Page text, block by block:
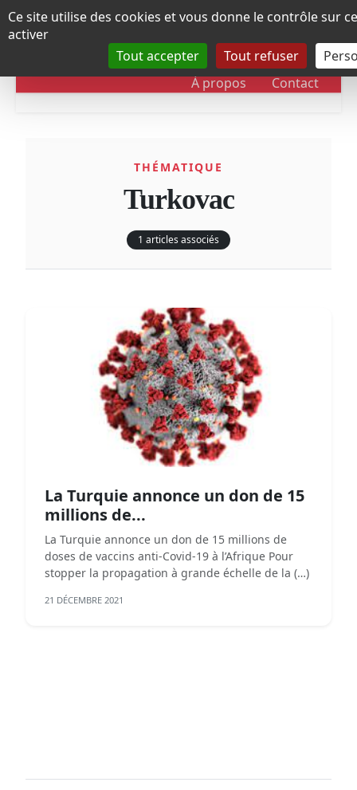
Panneau de gestion des cookies
Ce site utilise des cookies et vous donne le contrôle sur
activer
Tout accepter
Tout refuser
DOSSIERS CHRONOLOGIE
À propos Contact
THÉMATIQUE
Turkovac
1 articles associés
La Turquie annonce un don de 15
millions de...
La Turquie annonce un don de 15 millions de
doses de vaccins anti-Covid-19 à l’Afrique Pour
stopper la propagation à grande échelle de la (…)
21 DÉCEMBRE 2021